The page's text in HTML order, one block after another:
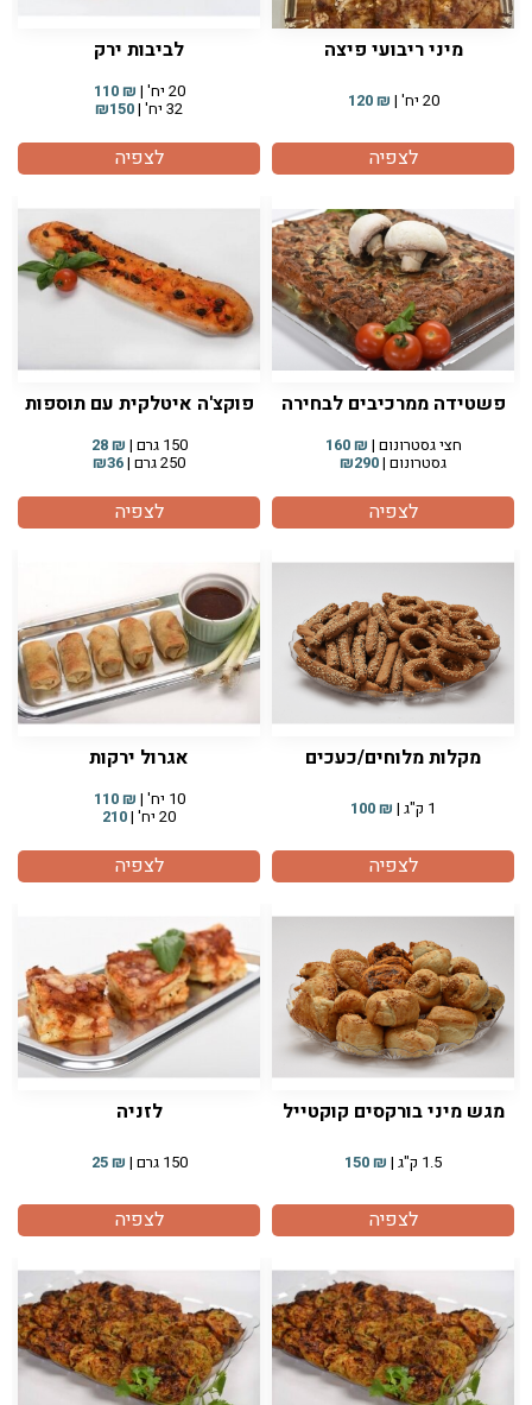
מיני ריבועי פיצה
20 יח' | ₪
120
לצפיה
לביבות ירק
20 יח' | ₪
110
32 יח' | ₪150
לצפיה
פשטידה ממרכיבים לבחירה
חצי גסטרונום | ₪
160
גסטרונום |₪290
לצפיה
פוקצ'ה איטלקית עם תוספות
150 גרם | ₪
28
250 גרם | ₪36
לצפיה
מקלות מלוחים/כעכים
1 ק"ג | ₪
100
לצפיה
אגרול ירקות
10 יח' | ₪
110
20 יח' | 210
לצפיה
מגש מיני בורקסים קוקטייל
1.5 ק"ג | ₪
150
לצפיה
לזניה
150 גרם | ₪
25
לצפיה